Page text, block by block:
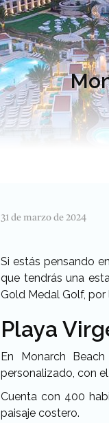
31 de marzo de 2024
Si estás pensando
que tendrás una
Gold Medal Golf,
Playa
En Monarch
personalizado, con
Cuenta con 400
paisaje costero.